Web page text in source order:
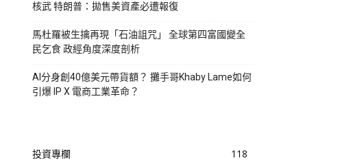
核武 特朗普：拋售美資產必遭報復
馬杜羅被生擒再現「石油詛咒」 全球第四富國變全
民乞食 政經角度深度剖析
AI分身創40億美元帶貨額？ 攤手哥Khaby Lame如何
引爆 IP X 電商工業革命？
投資專欄
118